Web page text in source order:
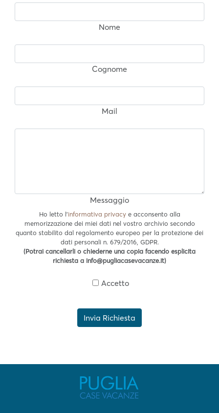
Nome
Cognome
Mail
Messaggio
Ho letto l'informativa privacye acconsento alla
memorizzazione dei miei dati nel vostro archivio secondo
quanto stabilito dal regolamento europeo per la protezione dei
dati personali n. 679/2016, GDPR.
(Potrai cancellarli o chiederne una copia facendo esplicita
richiesta a info@pugliacasevacanze.it)
Accetto
Invia Richiesta